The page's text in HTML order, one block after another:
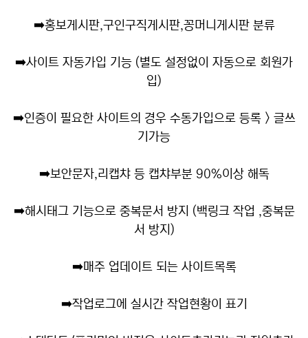
➡️홍보게시판,구인구직게시판,꽁머니게시판 분류
➡️사이트 자동가입 기능 (별도 설정없이 자동으로 회원가
입)
➡️인증이 필요한 사이트의 경우 수동가입으로 등록 > 글쓰
기가능
➡️보안문자,리캡챠 등 캡챠부분 90%이상 해독
➡️해시태그 기능으로 중복문서 방지 (백링크 작업 ,중복문
서 방지)
➡️매주 업데이트 되는 사이트목록
➡️작업로그에 실시간 작업현황이 표기